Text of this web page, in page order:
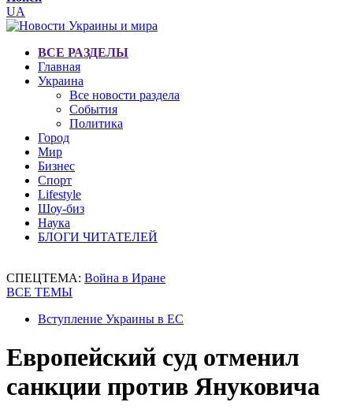
UA
ВСЕ РАЗДЕЛЫ
Главная
Украина
Все новости раздела
События
Политика
Город
Мир
Бизнес
Спорт
Lifestyle
Шоу-биз
Наука
БЛОГИ ЧИТАТЕЛЕЙ
СПЕЦТЕМА: Война в Иране
ВСЕ ТЕМЫ
Вступление Украины в ЕС
Европейский суд отменил
санкции против Януковича